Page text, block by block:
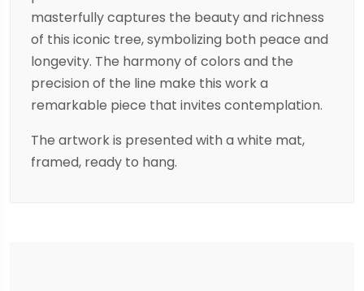
masterfully captures the beauty and richness
of this iconic tree, symbolizing both peace and
longevity. The harmony of colors and the
precision of the line make this work a
remarkable piece that invites contemplation.
The artwork is presented with a white mat,
framed, ready to hang.